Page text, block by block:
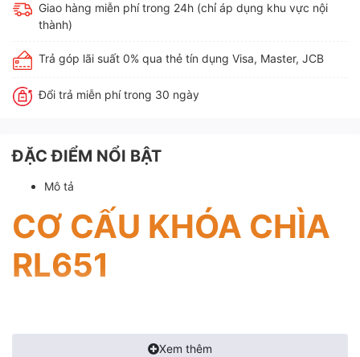
Giao hàng miễn phí trong 24h (chỉ áp dụng khu vực nội
thành)
Trả góp lãi suất 0% qua thẻ tín dụng Visa, Master, JCB
Đổi trả miễn phí trong 30 ngày
ĐẶC ĐIỂM NỔI BẬT
Mô tả
CƠ CẤU KHÓA CHÌA
RL651
Xem thêm